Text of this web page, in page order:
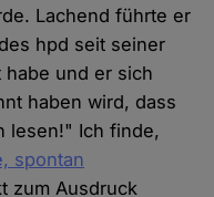
Lachend führte er
hpd seit seiner
habe und er sich
haben wird, dass
lesen!" Ich finde,
spontan
zum Ausdruck